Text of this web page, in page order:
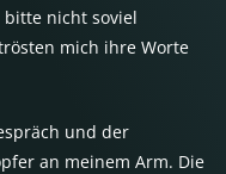
nicht soviel
mich ihre Worte
und der
an meinem Arm. Die